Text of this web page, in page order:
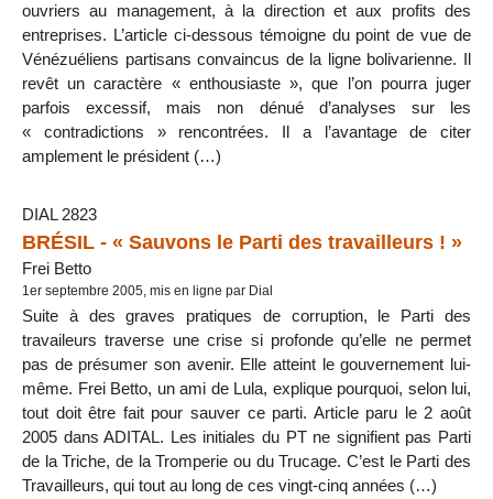
ouvriers au management, à la direction et aux profits des
entreprises. L’article ci-dessous témoigne du point de vue de
Vénézuéliens partisans convaincus de la ligne bolivarienne. Il
revêt un caractère « enthousiaste », que l’on pourra juger
parfois excessif, mais non dénué d’analyses sur les
« contradictions » rencontrées. Il a l’avantage de citer
amplement le président (…)
DIAL 2823
BRÉSIL - « Sauvons le Parti des travailleurs ! »
Frei Betto
1er septembre 2005, mis en ligne par Dial
Suite à des graves pratiques de corruption, le Parti des
travaileurs traverse une crise si profonde qu’elle ne permet
pas de présumer son avenir. Elle atteint le gouvernement lui-
même. Frei Betto, un ami de Lula, explique pourquoi, selon lui,
tout doit être fait pour sauver ce parti. Article paru le 2 août
2005 dans ADITAL. Les initiales du PT ne signifient pas Parti
de la Triche, de la Tromperie ou du Trucage. C’est le Parti des
Travailleurs, qui tout au long de ces vingt-cinq années (…)